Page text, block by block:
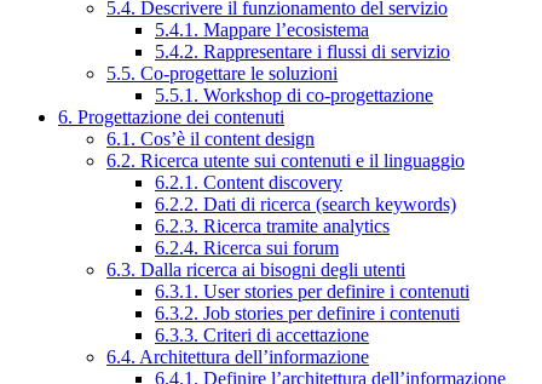
5.4. Descrivere il funzionamento del servizio
5.4.1. Mappare l’ecosistema
5.4.2. Rappresentare i flussi di servizio
5.5. Co-progettare le soluzioni
5.5.1. Workshop di co-progettazione
6. Progettazione dei contenuti
6.1. Cos’è il content design
6.2. Ricerca utente sui contenuti e il linguaggio
6.2.1. Content discovery
6.2.2. Dati di ricerca (search keywords)
6.2.3. Ricerca tramite analytics
6.2.4. Ricerca sui forum
6.3. Dalla ricerca ai bisogni degli utenti
6.3.1. User stories per definire i contenuti
6.3.2. Job stories per definire i contenuti
6.3.3. Criteri di accettazione
6.4. Architettura dell’informazione
6.4.1. Definire l’architettura dell’informazione